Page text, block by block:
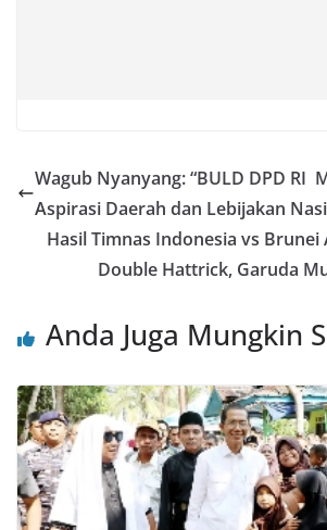
Wagub Nyanyang: “BULD DPD RI
Aspirasi Daerah dan Lebijakan
Hasil Timnas Indonesia vs Brunei
Double Hattrick, Garuda
Anda Juga Mungkin